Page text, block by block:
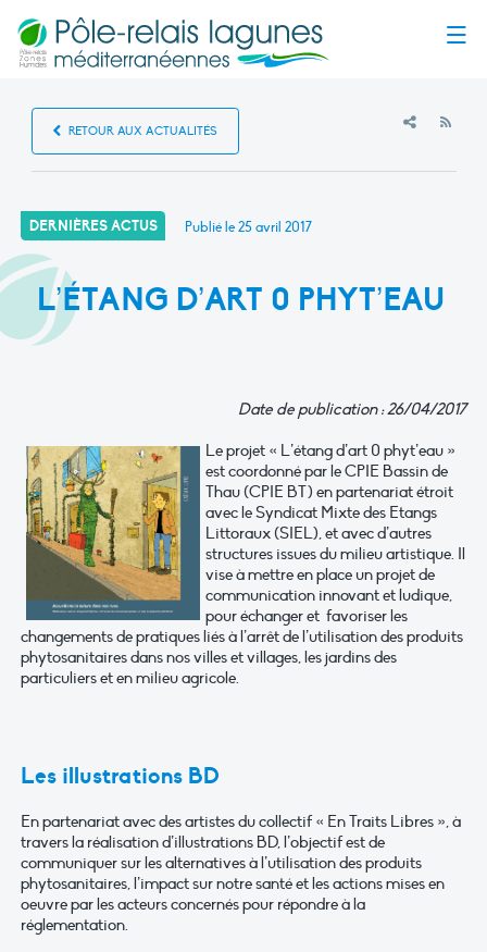
RETOUR AUX ACTUALITÉS
DERNIÈRES ACTUS Publié le25 avril 2017
L’ÉTANG D’ART 0 PHYT’EAU
Date de publication : 26/04/2017
Le projet « L’étang d’art 0 phyt’eau »
est coordonné par le CPIE Bassin de
Thau (CPIE BT) en partenariat étroit
avec le Syndicat Mixte des Etangs
Littoraux (SIEL), et avec d’autres
structures issues du milieu artistique. Il
vise à mettre en place un projet de
communication innovant et ludique,
pour échanger et favoriser les
changements de pratiques liés à l’arrêt de l’utilisation des produits
phytosanitaires dans nos villes et villages, les jardins des
particuliers et en milieu agricole.
Les illustrations BD
En partenariat avec des artistes du collectif « En Traits Libres », à
travers la réalisation d’illustrations BD, l’objectif est de
communiquer sur les alternatives à l’utilisation des produits
phytosanitaires, l’impact sur notre santé et les actions mises en
oeuvre par les acteurs concernés pour répondre à la
réglementation.